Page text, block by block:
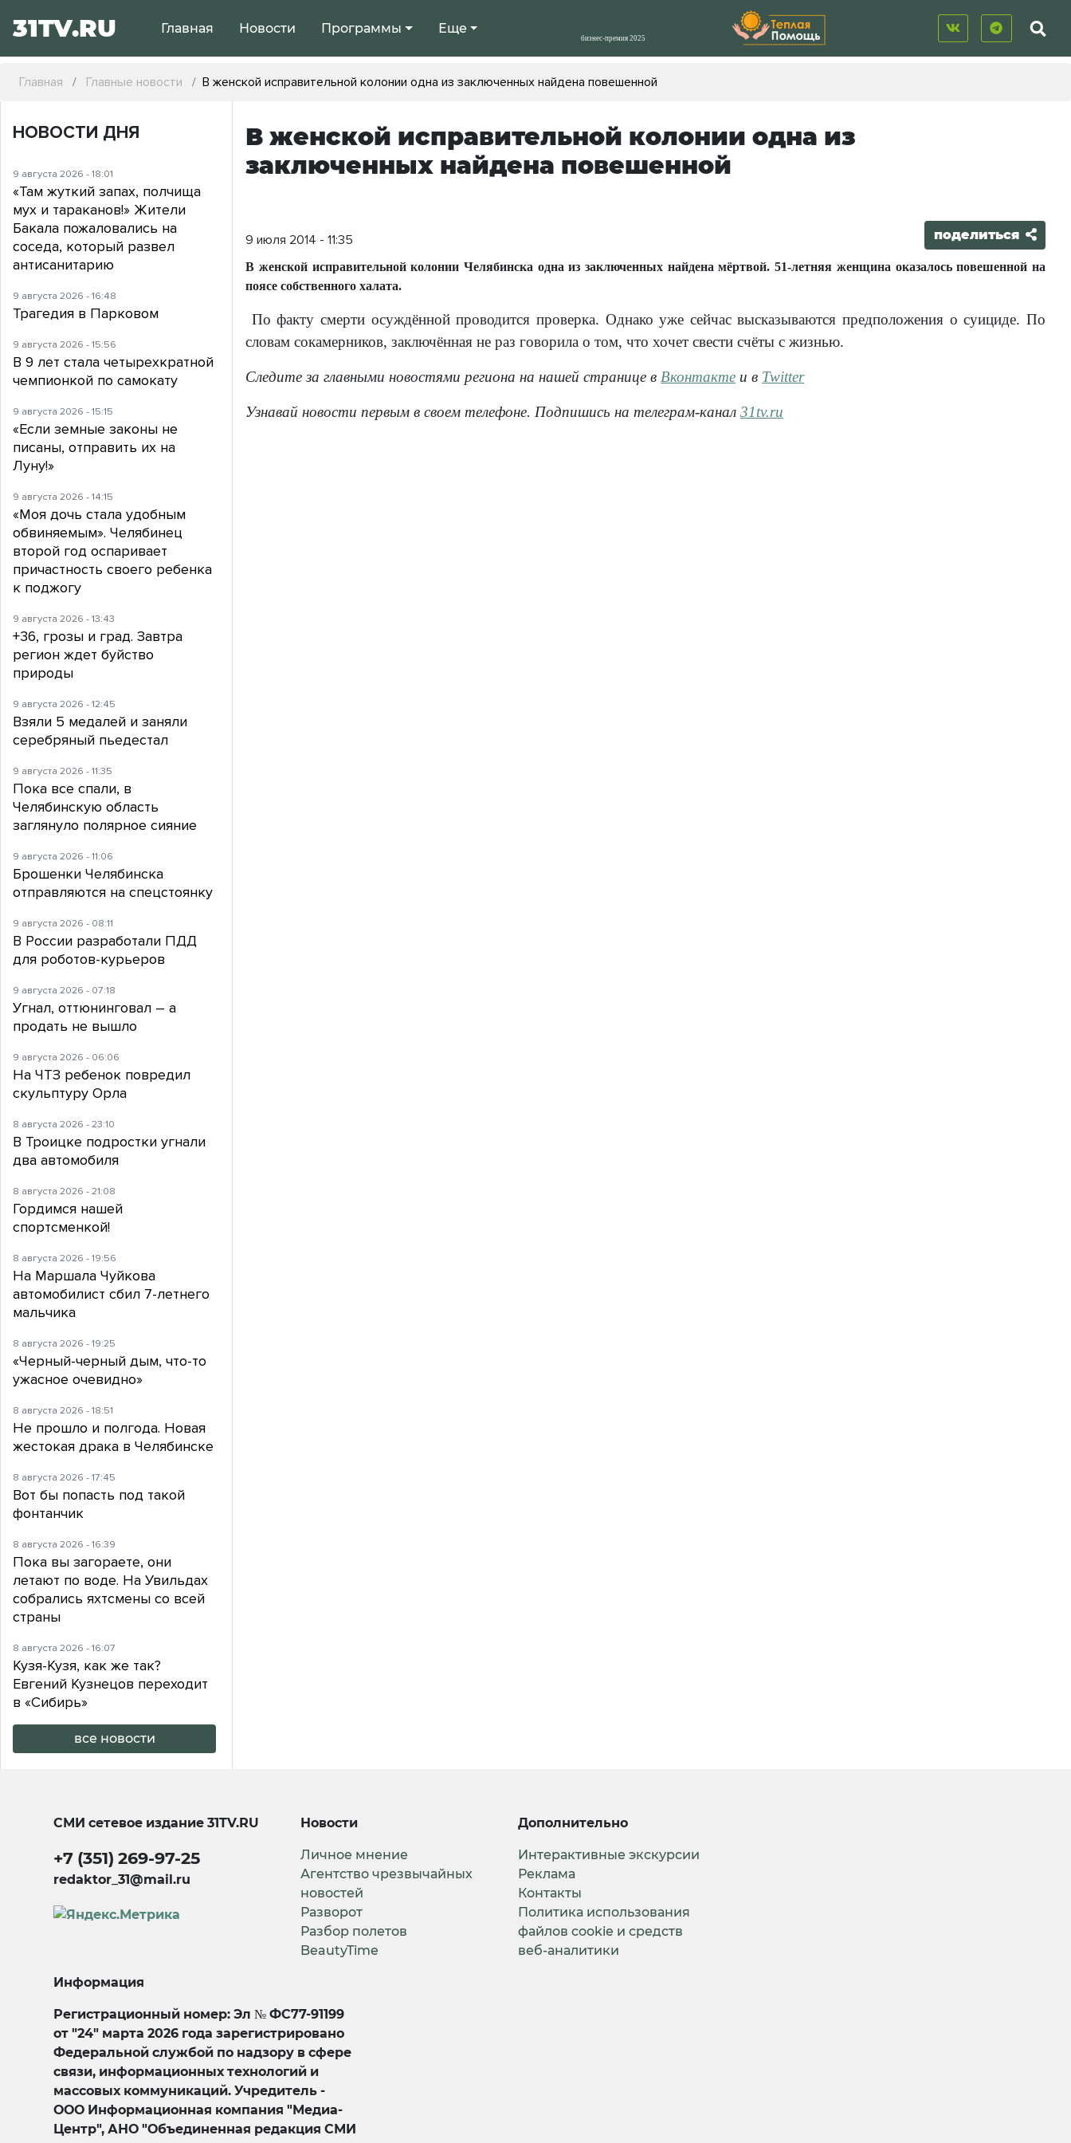
31TV.RU Главная Новости Программы Еще
Главная Главные новости В женской исправительной колонии одна из заключенных найдена повешенной
В женской исправительной колонии одна из
заключенных найдена повешенной
9 июля 2014 - 11:35 поделиться
В женской исправительной колонии Челябинска одна из заключенных найдена мёртвой. 51-летняя женщина оказалось повешенной на
поясе собственного халата.
По факту смерти осуждённой проводится проверка. Однако уже сейчас высказываются предположения о суициде. По
словам сокамерников, заключённая не раз говорила о том, что хочет свести счёты с жизнью.
Следите за главными новостями региона на нашей странице вВконтакте и в Twitter
Узнавай новости первым в своем телефоне. Подпишись на телеграм-канал31tv.ru
НОВОСТИ ДНЯ
9 августа 2026 - 18:01
«Там жуткий запах, полчища
мух и тараканов!» Жители
Бакала пожаловались на
соседа, который развел
антисанитарию
9 августа 2026 - 16:48
Трагедия в Парковом
9 августа 2026 - 15:56
В 9 лет стала четырехкратной
чемпионкой по самокату
9 августа 2026 - 15:15
«Если земные законы не
писаны, отправить их на
Луну!»
9 августа 2026 - 14:15
«Моя дочь стала удобным
обвиняемым». Челябинец
второй год оспаривает
причастность своего ребенка
к поджогу
9 августа 2026 - 13:43
+36, грозы и град. Завтра
регион ждет буйство
природы
9 августа 2026 - 12:45
Взяли 5 медалей и заняли
серебряный пьедестал
9 августа 2026 - 11:35
Пока все спали, в
Челябинскую область
заглянуло полярное сияние
9 августа 2026 - 11:06
Брошенки Челябинска
отправляются на спецстоянку
9 августа 2026 - 08:11
В России разработали ПДД
для роботов-курьеров
9 августа 2026 - 07:18
Угнал, оттюнинговал – а
продать не вышло
9 августа 2026 - 06:06
На ЧТЗ ребенок повредил
скульптуру Орла
8 августа 2026 - 23:10
В Троицке подростки угнали
два автомобиля
8 августа 2026 - 21:08
Гордимся нашей
спортсменкой!
8 августа 2026 - 19:56
На Маршала Чуйкова
автомобилист сбил 7-летнего
мальчика
8 августа 2026 - 19:25
«Черный-черный дым, что-то
ужасное очевидно»
8 августа 2026 - 18:51
Не прошло и полгода. Новая
жестокая драка в Челябинске
8 августа 2026 - 17:45
Вот бы попасть под такой
фонтанчик
8 августа 2026 - 16:39
Пока вы загораете, они
летают по воде. На Увильдах
собрались яхтсмены со всей
страны
8 августа 2026 - 16:07
Кузя-Кузя, как же так?
Евгений Кузнецов переходит
в «Сибирь»
все новости
СМИ сетевое издание31TV.RU
+7 (351) 269-97-25
redaktor_31@mail.ru
Новости
Личное мнение
Агентство чрезвычайных
новостей
Разворот
Разбор полетов
BeautyTime
Дополнительно
Интерактивные экскурсии
Реклама
Контакты
Политика использования
файлов cookie и средств
веб-аналитики
Информация
Регистрационный номер: Эл № ФС77-91199
от "24" марта 2026 года зарегистрировано
Федеральной службой по надзору в сфере
связи, информационных технологий и
массовых коммуникаций. Учредитель -
ООО Информационная компания "Медиа-
Центр", АНО "Объединенная редакция СМИ